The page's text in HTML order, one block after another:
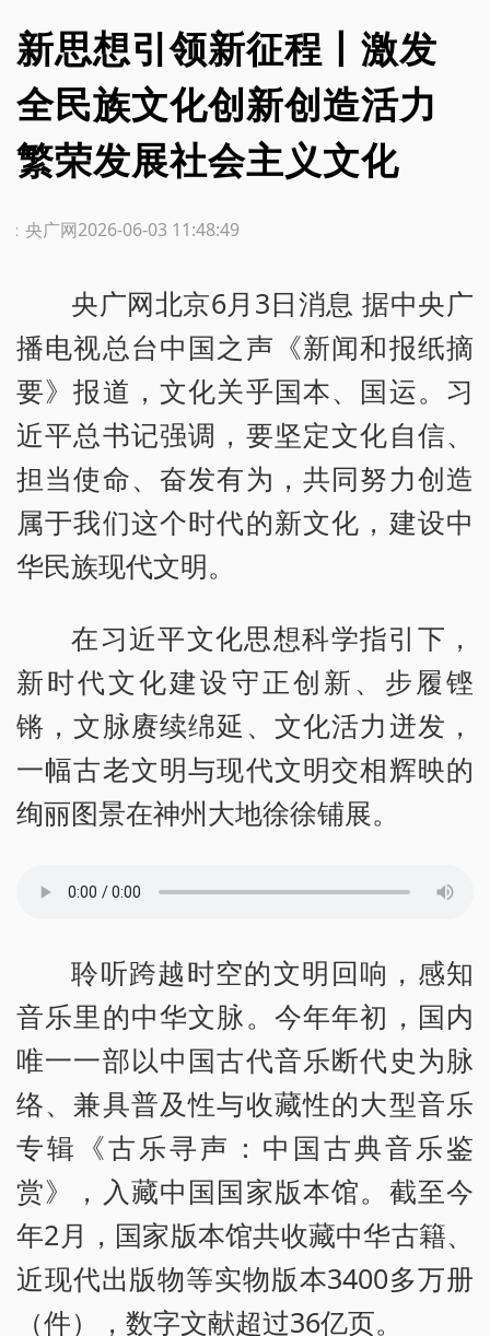
新思想引领新征程丨激发
全民族文化创新创造活力
繁荣发展社会主义文化
2026-06-03 11:48:49
：央广网
央广网北京6月3日消息 据中央广
播电视总台中国之声《新闻和报纸摘
要》报道，文化关乎国本、国运。习
近平总书记强调，要坚定文化自信、
担当使命、奋发有为，共同努力创造
属于我们这个时代的新文化，建设中
华民族现代文明。
在习近平文化思想科学指引下，
新时代文化建设守正创新、步履铿
锵，文脉赓续绵延、文化活力迸发，
一幅古老文明与现代文明交相辉映的
绚丽图景在神州大地徐徐铺展。
聆听跨越时空的文明回响，感知
音乐里的中华文脉。今年年初，国内
唯一一部以中国古代音乐断代史为脉
络、兼具普及性与收藏性的大型音乐
专辑《古乐寻声：中国古典音乐鉴
赏》，入藏中国国家版本馆。截至今
年2月，国家版本馆共收藏中华古籍、
近现代出版物等实物版本3400多万册
（件），数字文献超过36亿页。